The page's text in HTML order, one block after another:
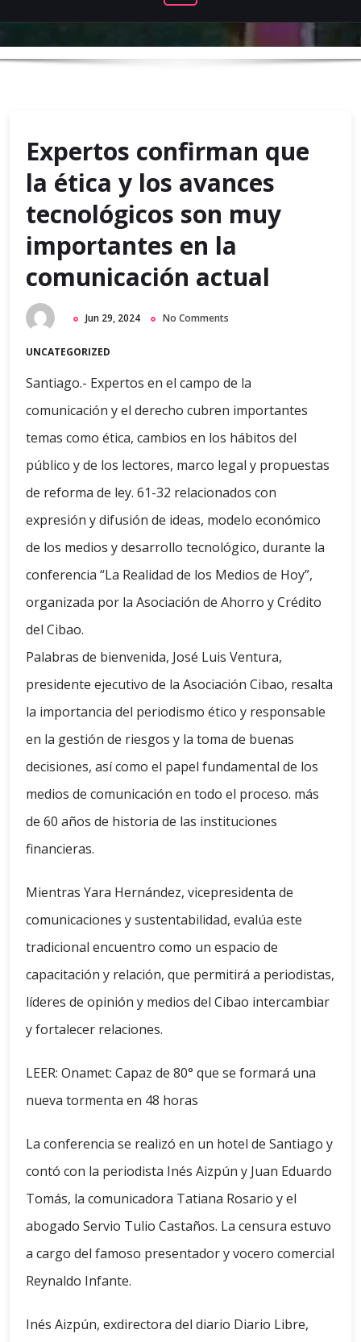
Expertos confirman que
la ética y los avances
tecnológicos son muy
importantes en la
comunicación actual
Jun 29, 2024 No Comments
UNCATEGORIZED
Santiago.- Expertos en el campo de la
comunicación y el derecho cubren importantes
temas como ética, cambios en los hábitos del
público y de los lectores, marco legal y propuestas
de reforma de ley. 61-32 relacionados con
expresión y difusión de ideas, modelo económico
de los medios y desarrollo tecnológico, durante la
conferencia “La Realidad de los Medios de Hoy”,
organizada por la Asociación de Ahorro y Crédito
del Cibao.
Palabras de bienvenida, José Luis Ventura,
presidente ejecutivo de la Asociación Cibao, resalta
la importancia del periodismo ético y responsable
en la gestión de riesgos y la toma de buenas
decisiones, así como el papel fundamental de los
medios de comunicación en todo el proceso. más
de 60 años de historia de las instituciones
financieras.
Mientras Yara Hernández, vicepresidenta de
comunicaciones y sustentabilidad, evalúa este
tradicional encuentro como un espacio de
capacitación y relación, que permitirá a periodistas,
líderes de opinión y medios del Cibao intercambiar
y fortalecer relaciones.
LEER: Onamet: Capaz de 80° que se formará una
nueva tormenta en 48 horas
La conferencia se realizó en un hotel de Santiago y
contó con la periodista Inés Aizpún y Juan Eduardo
Tomás, la comunicadora Tatiana Rosario y el
abogado Servio Tulio Castaños. La censura estuvo
a cargo del famoso presentador y vocero comercial
Reynaldo Infante.
Inés Aizpún, exdirectora del diario Diario Libre,